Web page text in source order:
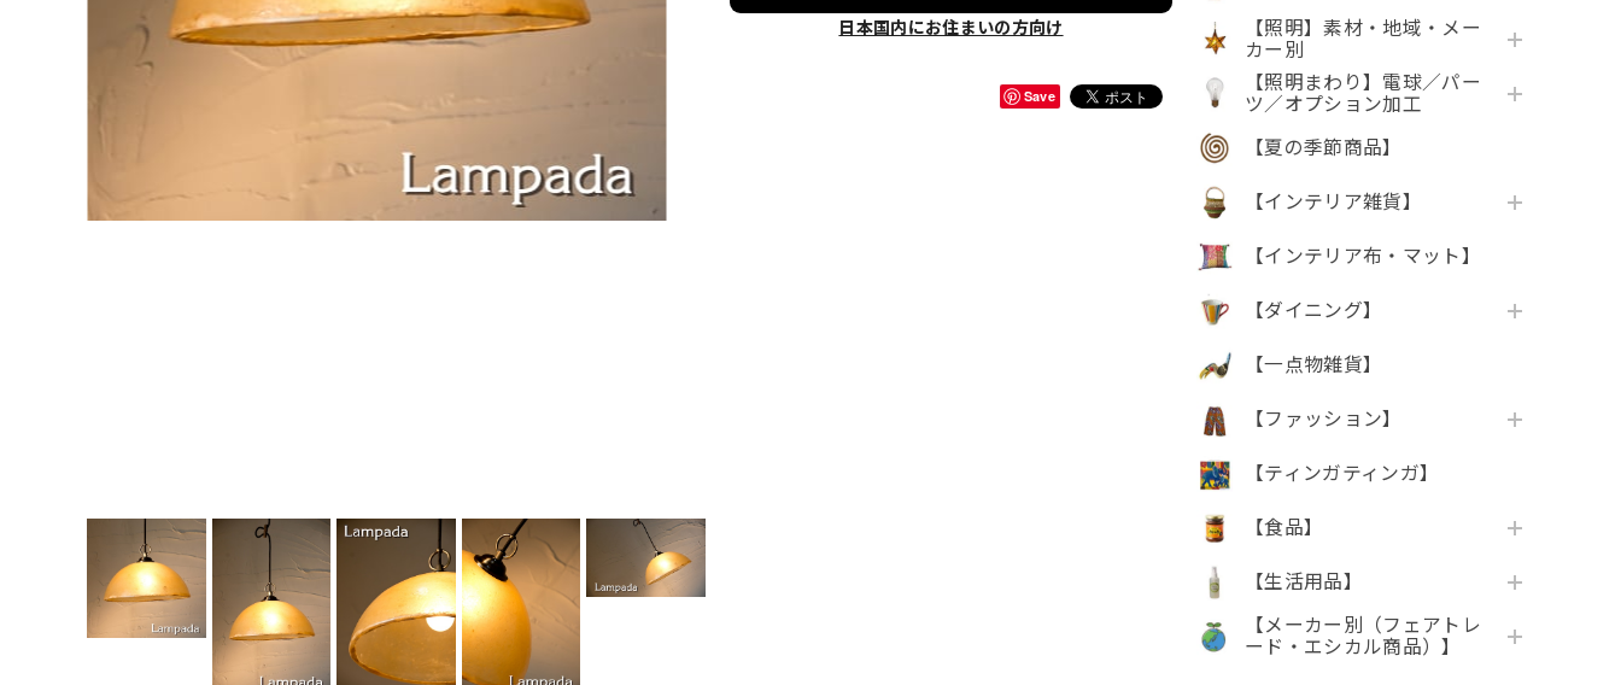
【照明】素材・地域・メー
カー別
【照明まわり】電球／パー
ツ／オプション加工
【夏の季節商品】
【インテリア雑貨】
【インテリア布・マット】
【ダイニング】
【一点物雑貨】
【ファッション】
【ティンガティンガ】
【食品】
【生活用品】
【メーカー別（フェアトレ
ード・エシカル商品）】
日本国内にお住まいの方向け
Save